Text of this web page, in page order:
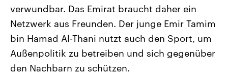
Landtagswahl Sachsen-Anhalt
2026
Alle Informationen
Sachsen-Anhalt wählt am 6.
September 2026 einen neuen
Landtag. Seit 2021 wird das
Bundesland von einer Koalition aus
USA
Aktuelle Beiträge,
Hintergründe
Wirtschaftlich und
gehören die Vereinigten
den mächtigsten Ländern
verwundbar. Das Emirat braucht daher ein
Netzwerk aus Freunden. Der junge Emir Tamim
bin Hamad Al-Thani nutzt auch den Sport, um
Außenpolitik zu betreiben und sich gegenüber
den Nachbarn zu schützen.